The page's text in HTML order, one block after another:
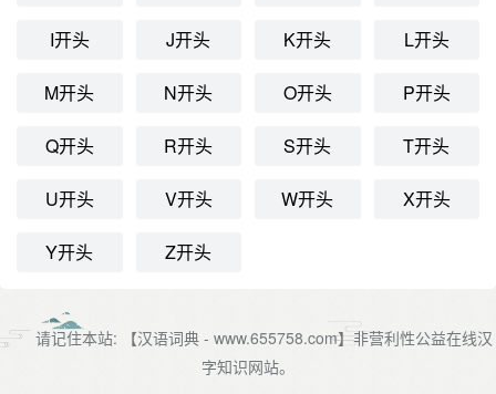
I开头 J开头 K开头 L开头
M开头 N开头 O开头 P开头
Q开头 R开头 S开头 T开头
U开头 V开头 W开头 X开头
Y开头 Z开头
请记住本站: 【汉语词典 - www.655758.com】非营利性公益在线汉
字知识网站。